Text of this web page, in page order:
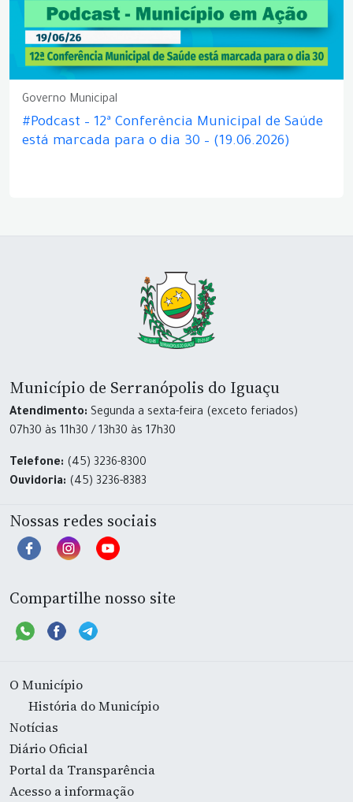
Governo Municipal
#Podcast – 12ª Conferência Municipal de Saúde
está marcada para o dia 30 – (19.06.2026)
Município de Serranópolis do Iguaçu
Atendimento: Segunda a sexta-feira (exceto feriados)
07h30 às 11h30 / 13h30 às 17h30
Telefone: (45) 3236-8300
Ouvidoria: (45) 3236-8383
Nossas redes sociais
Compartilhe nosso site
O Município
História do Município
Notícias
Diário Oficial
Portal da Transparência
Acesso a informação